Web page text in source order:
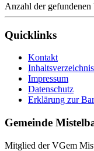
Anzahl der gefundenen
Quicklinks
Kontakt
Inhaltsverzeichnis
Impressum
Datenschutz
Erklärung zur
Gemeinde
Mitglied der VGem